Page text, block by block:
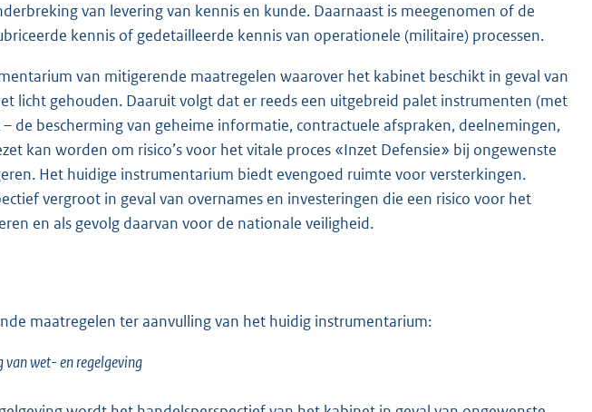
van levering van kennis en kunde. Daarnaast is meegenomen of de
kennis of gedetailleerde kennis van operationele (militaire) processen.
van mitigerende maatregelen waarover het kabinet beschikt in geval van
licht gehouden. Daaruit volgt dat er reeds een uitgebreid palet instrumenten (met
de bescherming van geheime informatie, contractuele afspraken, deelnemingen,
kan worden om risico’s voor het vitale proces «Inzet Defensie» bij ongewenste
Het huidige instrumentarium biedt evengoed ruimte voor versterkingen.
vergroot in geval van overnames en investeringen die een risico voor het
en als gevolg daarvan voor de nationale veiligheid.
maatregelen ter aanvulling van het huidig instrumentarium:
wet- en regelgeving